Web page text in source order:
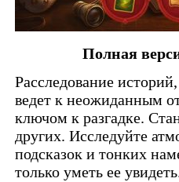
Полная
Расследование
ведет к неожиданным
ключом к разгадке.
других. Исследуйте
подсказок и тонких
только уметь ее